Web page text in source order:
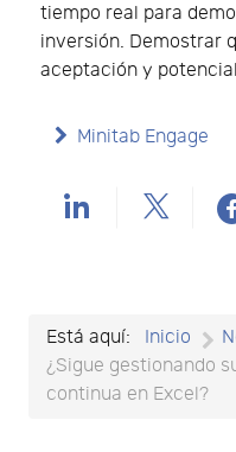
tiempo real para
inversión. Demostrar
aceptación y
Minitab Engage
Está aquí: Inicio
¿Sigue gestionando
continua en Excel?